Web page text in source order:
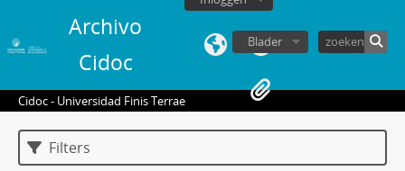
Archivo
Cidoc
Blader
Cidoc - Universidad Finis Terrae
Filters